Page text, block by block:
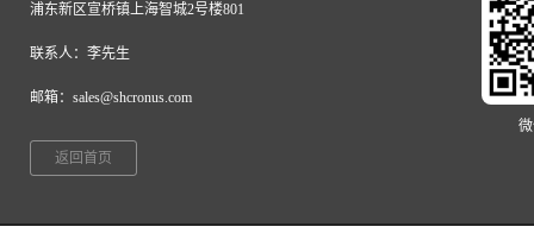
浦东新区宣桥镇上海智城2号楼801
联系人：李先生
邮箱：sales@shcronus.com
返回首页